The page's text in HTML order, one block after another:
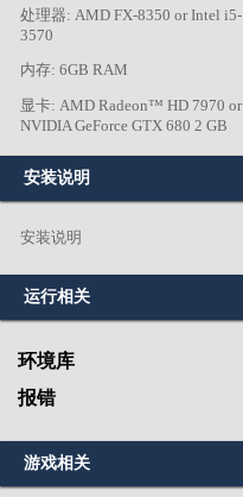
处理器: AMD FX-8350 or Intel i5-
3570
内存: 6GB RAM
显卡: AMD Radeon™ HD 7970 or
NVIDIA GeForce GTX 680 2 GB
安装说明
安装说明
运行相关
环境库
报错
游戏相关